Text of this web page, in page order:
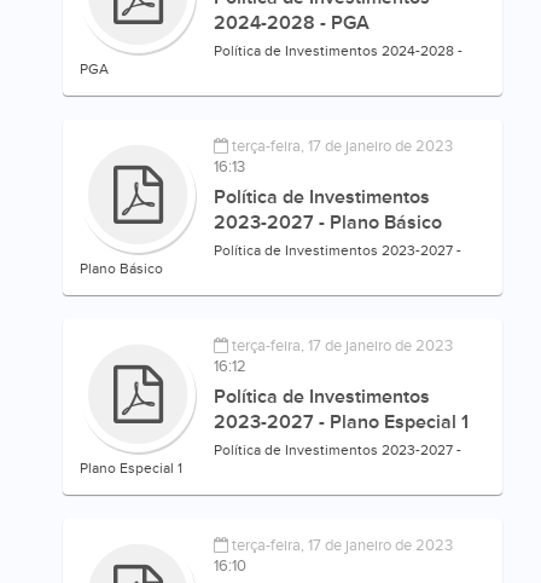
2024-2028 - PGA
Política de Investimentos 2024-2028 -
PGA
terça-feira, 17 de janeiro de 2023
16:13
Política de Investimentos
2023-2027 - Plano Básico
Política de Investimentos 2023-2027 -
Plano Básico
terça-feira, 17 de janeiro de 2023
16:12
Política de Investimentos
2023-2027 - Plano Especial 1
Política de Investimentos 2023-2027 -
Plano Especial 1
terça-feira, 17 de janeiro de 2023
16:10